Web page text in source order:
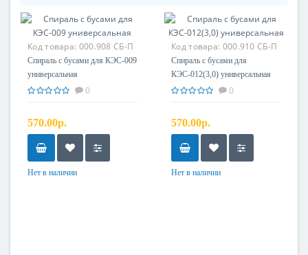
Код товара: 000.908 СБ-П
Спираль с бусами для КЭС-009
универсальная
0
570.00р.
Нет в наличии
Код товара: 000.910 СБ-П
Спираль с бусами для
КЭС-012(3,0) универсальная
0
570.00р.
Нет в наличии